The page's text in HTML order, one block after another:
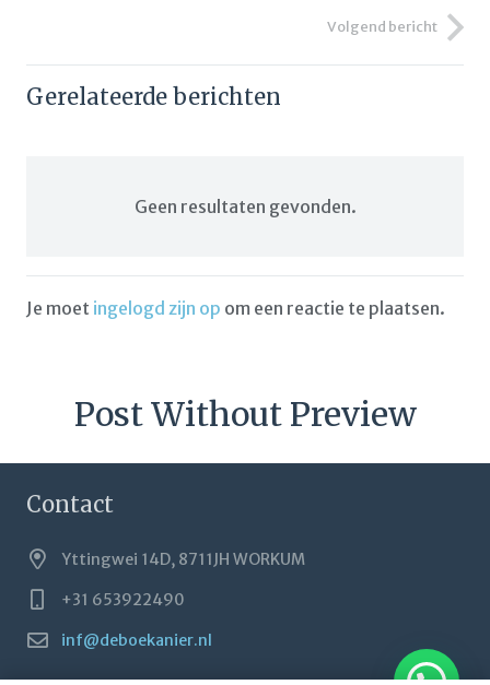
Volgend bericht
Gerelateerde berichten
Geen resultaten gevonden.
Je moet ingelogd zijn op om een reactie te plaatsen.
Post Without Preview
Contact
Yttingwei 14D, 8711JH WORKUM
+31 653922490
inf@deboekanier.nl